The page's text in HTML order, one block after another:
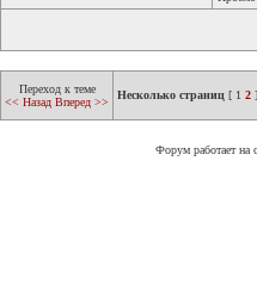
Переход к теме
<< Назад Вперед >>
Несколько страниц [ 1 2 ]
Форум работает на